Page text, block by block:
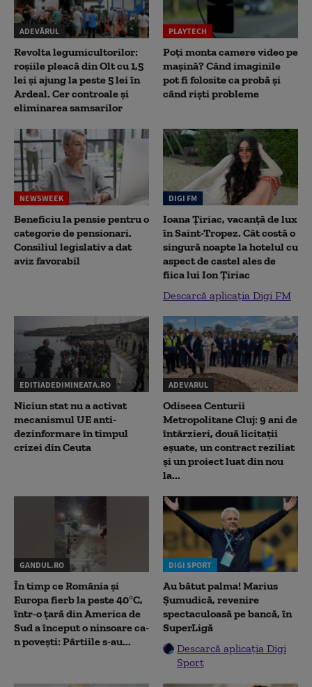
ADEVĂRUL
Revolta legumicultorilor:
roșiile pleacă din Olt cu 1,5
lei și ajung la peste 5 lei în
Ardeal. Cer controale și
eliminarea samsarilor
PLAYTECH
Poți monta camere video pe
mașină? Când imaginile
pot fi folosite ca probă și
când riști probleme
NEWSWEEK
Beneficiu la pensie pentru o
categorie de pensionari.
Consiliul legislativ a dat
aviz favorabil
DIGI FM
Ioana Țiriac, vacanță de lux
în Saint-Tropez. Cât costă o
singură noapte la hotelul cu
aspect de castel ales de
fiica lui Ion Țiriac
Descarcă aplicația Digi FM
EDITIADEDIMINEATA.RO
Niciun stat nu a activat
mecanismul UE anti-
dezinformare în timpul
crizei din Ceuta
ADEVARUL
Odiseea Centurii
Metropolitane Cluj: 9 ani de
întârzieri, două licitații
eșuate, un contract reziliat
și un proiect luat din nou
la...
GANDUL.RO
În timp ce România și
Europa fierb la peste 40°C,
într-o țară din America de
Sud a început o ninsoare ca-
n povești: Pârtiile s-au...
DIGI SPORT
Au bătut palma! Marius
Șumudică, revenire
spectaculoasă pe bancă, în
SuperLigă
Descarcă aplicația Digi
Sport